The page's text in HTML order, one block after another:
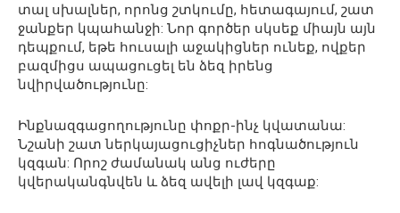
տալ սխալներ, որոնց շտկումը, հետագայում, շատ
ջանքեր կպահանջի: Նոր գործեր սկսեք միայն այն
դեպքում, եթե հուսալի աջակիցներ ունեք, ովքեր
բազմիցս ապացուցել են ձեզ իրենց
նվիրվածությունը:
Ինքնազգացողությունը փոքր-ինչ կվատանա:
Նշանի շատ ներկայացուցիչներ հոգնածություն
կզգան: Որոշ ժամանակ անց ուժերը
կվերականգնվեն և ձեզ ավելի լավ կզգաք: